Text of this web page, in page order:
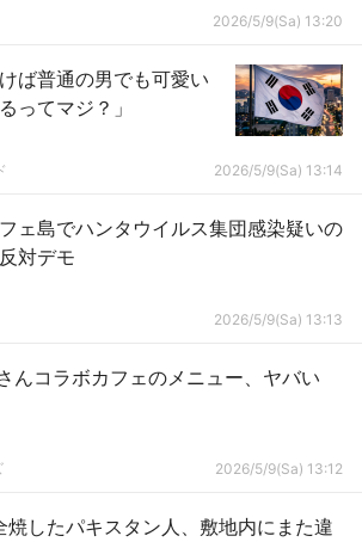
2026/5/9(Sa) 13:20
ば普通の男でも可愛い
ってマジ？」
2026/5/9(Sa) 13:14
ェ島でハンタウイルス集団感染疑いの
対デモ
2026/5/9(Sa) 13:13
んコラボカフェのメニュー、ヤバい
2026/5/9(Sa) 13:12
焼したパキスタン人、敷地内にまた違